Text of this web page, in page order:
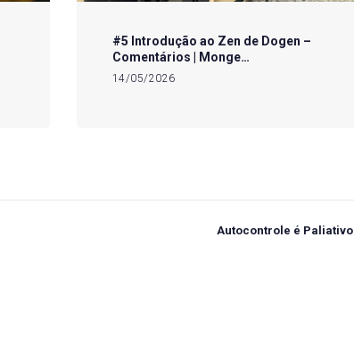
#5 Introdução ao Zen de Dogen –
Comentários | Monge…
14/05/2026
Next
Autocontrole é Paliativo